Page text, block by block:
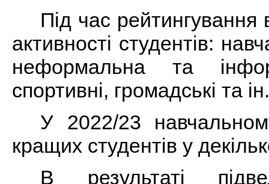
Під час рейтингування
активності студентів:
неформальна та
спортивні, громадські та ін.
У 2022/23
кращих студентів у
В результаті